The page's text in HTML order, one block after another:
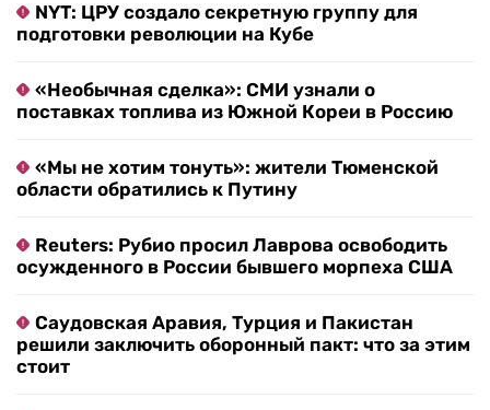
NYT: ЦРУ создало секретную группу для
подготовки революции на Кубе
«Необычная сделка»: СМИ узнали о
поставках топлива из Южной Кореи в Россию
«Мы не хотим тонуть»: жители Тюменской
области обратились к Путину
Reuters: Рубио просил Лаврова освободить
осужденного в России бывшего морпеха США
Саудовская Аравия, Турция и Пакистан
решили заключить оборонный пакт: что за этим
стоит